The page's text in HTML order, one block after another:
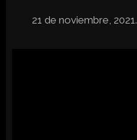
21 de noviembre, 2021.